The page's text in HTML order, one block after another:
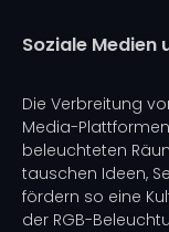
Soziale Medien
Die Verbreitung
Media-
beleuchteten
tauschen Ideen,
fördern so eine
der RGB-